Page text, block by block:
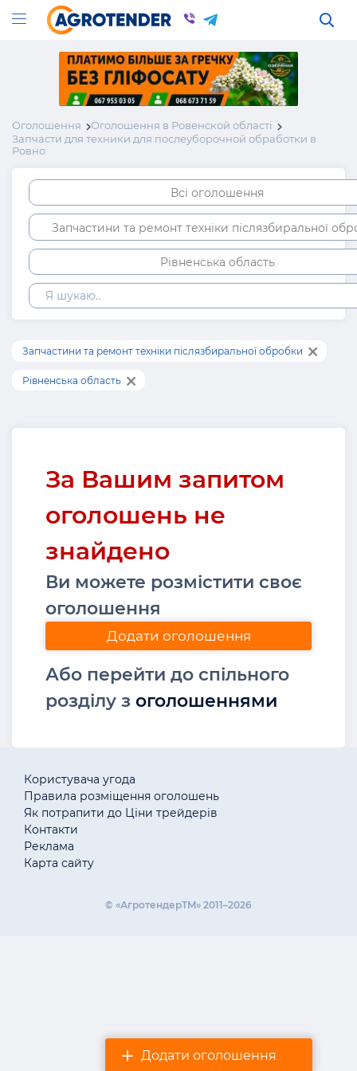
Оголошення
Оголошення в Ровенской області
Запчасти для техники для послеуборочной обработки в
Ровно
Всі оголошення
Запчастини та ремонт техніки післязбиральної
Рівненська область
Запчастини та ремонт техніки післязбиральної обробки
Рівненська область
За Вашим запитом
оголошень не
знайдено
Ви можете розмістити своє
оголошення
Додати оголошення
Або перейти до спільного
розділу з оголошеннями
Додати оголошення
Користувача угода
Правила розміщення оголошень
Як потрапити до Ціни трейдерів
Контакти
Реклама
Карта сайту
© «АгротендерTM» 2011–2026